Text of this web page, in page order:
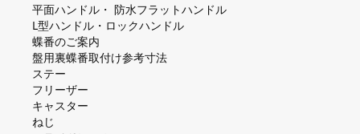
平⾯ハンドル・ 防⽔フラットハンドル
L型ハンドル・ロックハンドル
蝶番のご案内
盤⽤裏蝶番取付け参考⼨法
ステー
フリーザー
キャスター
ねじ